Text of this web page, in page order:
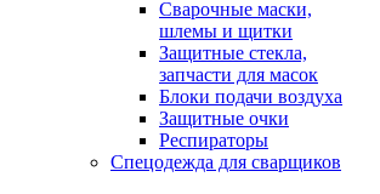
Сварочные маски,
шлемы и щитки
Защитные стекла,
запчасти для масок
Блоки подачи воздуха
Защитные очки
Респираторы
Спецодежда для сварщиков